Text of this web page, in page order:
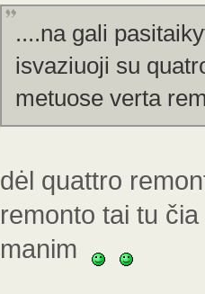
....na gali
isvaziuoji su
metuose verta
dėl quattro
remonto tai tu
manim